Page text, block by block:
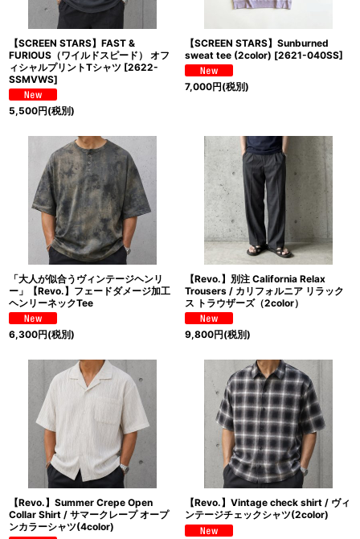
【SCREEN STARS】FAST &
FURIOUS（ワイルドスピード） オフ
ィシャルプリントTシャツ [2622-
SSMVWS]
5,500円(税別)
【SCREEN STARS】Sunburned
sweat tee (2color) [2621-040SS]
7,000円(税別)
「大人が似合うヴィンテージヘンリ
ー」【Revo.】フェードダメージ加工
ヘンリーネックTee
6,300円(税別)
【Revo.】別注 California Relax
Trousers / カリフォルニア リラック
ス トラウザーズ（2color）
9,800円(税別)
【Revo.】Summer Crepe Open
Collar Shirt / サマークレープ オープ
ンカラーシャツ(4color)
【Revo.】Vintage check shirt / ヴィ
ンテージチェックシャツ(2color)